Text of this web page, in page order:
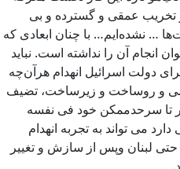
تخریب عمقی و گسترده و بی
… نشده‌ایم… با چنان ابعادی که
انجام آن را نداشته است. نباید
دولت اسرائیل انهدام هرآن‌چه
و روساخت و زیرساخت، تضیف
تا سرحدممکن خود فی نفسه
می تواند به تجربه انهدام
لبنان وپس از سازش و تغییر